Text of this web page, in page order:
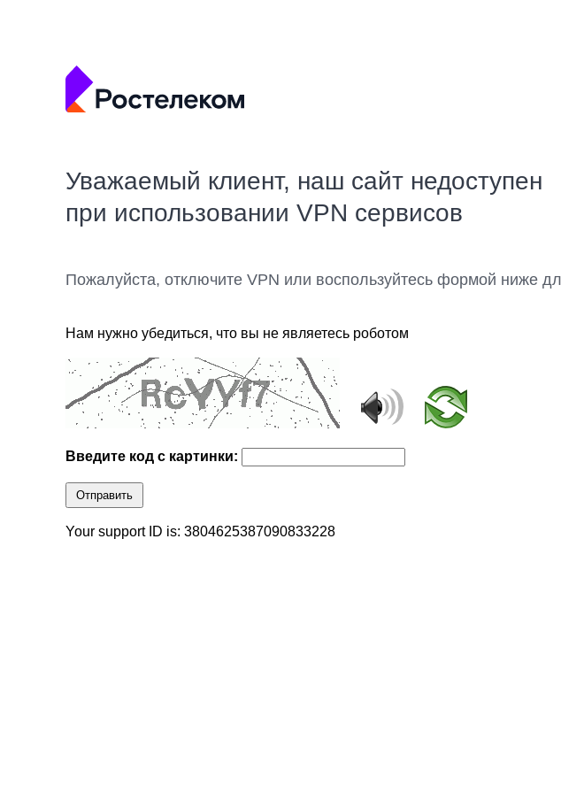
Уважаемый клиент, наш сайт недоступен
при использовании VPN сервисов
Пожалуйста, отключите VPN или воспользуйтесь формой ниже
Нам нужно убедиться, что вы не являетесь роботом
Введите код с картинки:
Отправить
Your support ID is: 3804625387090833228